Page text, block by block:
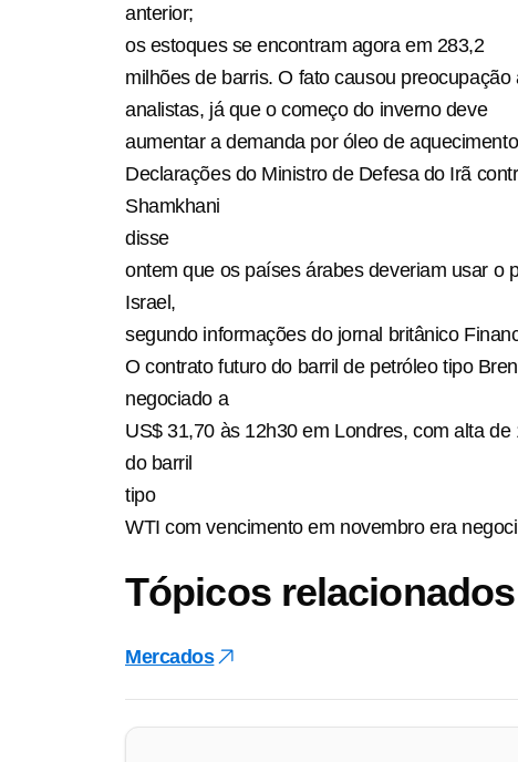
anterior;
os estoques se encontram agora em 283,2
milhões de barris. O fato causou preocupação
analistas, já que o começo do inverno deve
aumentar a demanda por óleo de
Declarações do Ministro de Defesa do Irã
Shamkhani
disse
ontem que os países árabes deveriam usar o
Israel,
segundo informações do jornal britânico
O contrato futuro do barril de petróleo tipo
negociado a
US$ 31,70 às 12h30 em Londres, com alta
do barril
tipo
WTI com vencimento em novembro era
Tópicos relacionados
Mercados